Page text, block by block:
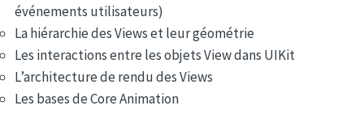
événements utilisateurs)
La hiérarchie des Views et leur géométrie
Les interactions entre les objets View dans UIKit
L’architecture de rendu des Views
Les bases de Core Animation